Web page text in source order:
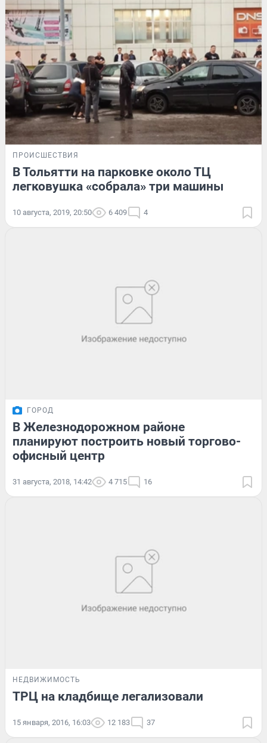
ПРОИСШЕСТВИЯ
В Тольятти на парковке около ТЦ
легковушка «собрала» три машины
10 августа, 2019, 20:50 6 409 4
ГОРОД
В Железнодорожном районе
планируют построить новый торгово-
офисный центр
31 августа, 2018, 14:42 4 715 16
НЕДВИЖИМОСТЬ
ТРЦ на кладбище легализовали
15 января, 2016, 16:03 12 183 37